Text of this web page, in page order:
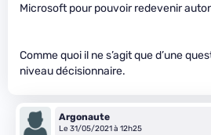
Microsoft pour pouvoir redevenir
Comme quoi il ne s’agit que d’une
niveau décisionnaire.
Argonaute
Le 31/05/2021 à 12h25